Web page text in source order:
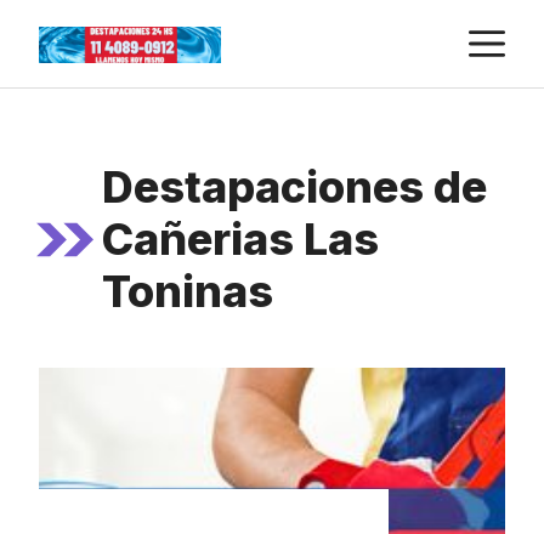
content
Destapaciones de
Cañerias Las
Toninas